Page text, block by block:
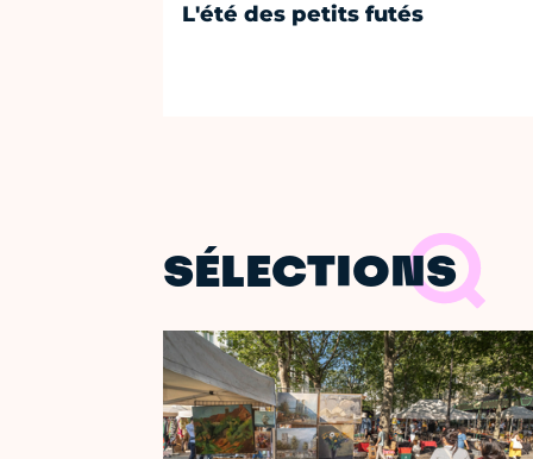
L'été des petits futés
SÉLECTIONS